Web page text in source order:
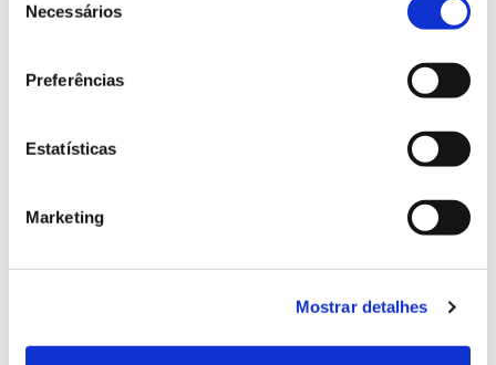
Necessários
Preferências
Estatísticas
Marketing
Mostrar detalhes
02.07.2026
Registar galhas de Trichi em acácia-das-espigas:
cidadãos chamados a ajudar
25.06.2026